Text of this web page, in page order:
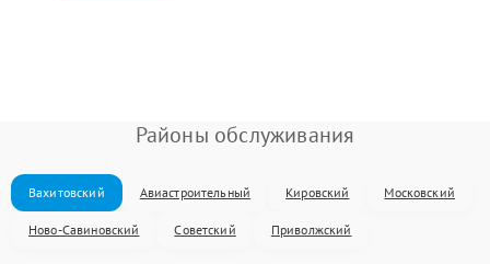
Районы обслуживания
Вахитовский Авиастроительный Кировский Московский
Ново-Савиновский Советский Приволжский